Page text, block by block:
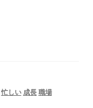
忙しい 成長 職場